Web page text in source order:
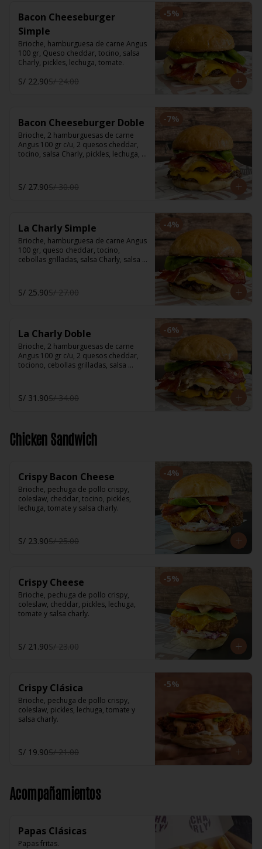
-5%
Bacon Cheeseburger
Simple
Brioche, hamburguesa de carne Angus
100 gr, Queso cheddar, tocino, salsa
Charly, pickles, lechuga, tomate.
S/ 22.90S/ 24.00
-7%
Bacon Cheeseburger Doble
Brioche, 2 hamburguesas de carne
Angus 100 gr c/u, 2 quesos cheddar,
tocino, salsa Charly, pickles, lechuga,
S/ 27.90S/ 30.00
-4%
La Charly Simple
Brioche, hamburguesa de carne Angus
100 gr, queso cheddar, tocino,
cebollas grilladas, salsa Charly, salsa
S/ 25.90S/ 27.00
-6%
La Charly Doble
Brioche, 2 hamburguesas de carne
Angus 100 gr c/u, 2 quesos cheddar,
tociono, cebollas grilladas, salsa
S/ 31.90S/ 34.00
Chicken Sandwich
-4%
Crispy Bacon Cheese
Brioche, pechuga de pollo crispy,
coleslaw, cheddar, tocino, pickles,
lechuga, tomate y salsa charly.
S/ 23.90S/ 25.00
-5%
Crispy Cheese
Brioche, pechuga de pollo crispy,
coleslaw, cheddar, pickles, lechuga,
tomate y salsa charly.
S/ 21.90S/ 23.00
-5%
Crispy Clásica
Brioche, pechuga de pollo crispy,
coleslaw, pickles, lechuga, tomate y
salsa charly.
S/ 19.90S/ 21.00
Acompañamientos
Papas Clásicas
Papas fritas.